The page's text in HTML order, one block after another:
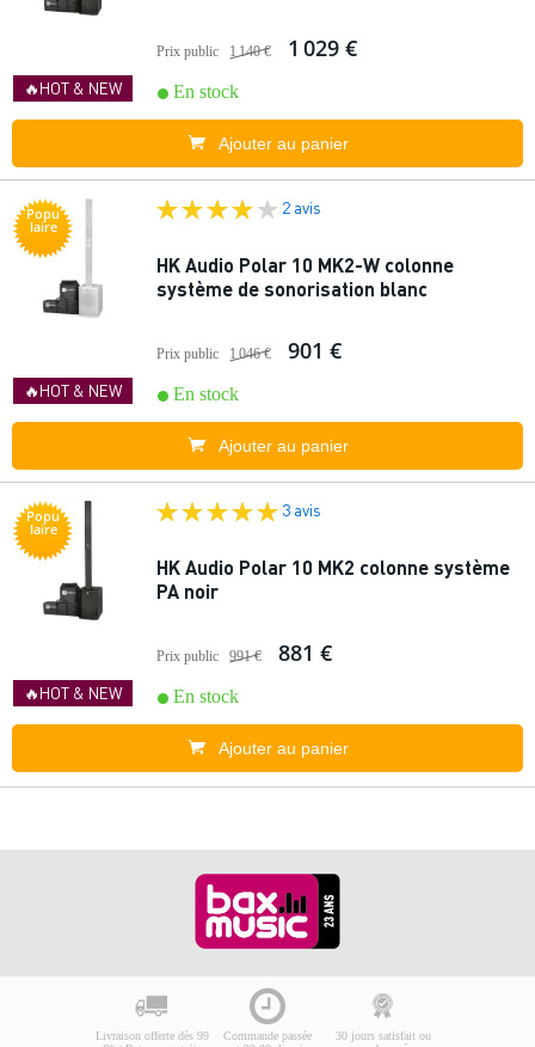
🔥HOT & NEW
Prix public 1 140 € 1 029 €
En stock
Ajouter au panier
Popu
laire
🔥HOT & NEW
2 avis
HK Audio Polar 10 MK2-W colonne
système de sonorisation blanc
Prix public 1 046 € 901 €
En stock
Ajouter au panier
Popu
laire
🔥HOT & NEW
3 avis
HK Audio Polar 10 MK2 colonne système
PA noir
Prix public 991 € 881 €
En stock
Ajouter au panier
Livraison offerte dès 99
Commande passée
30 jours satisfait ou